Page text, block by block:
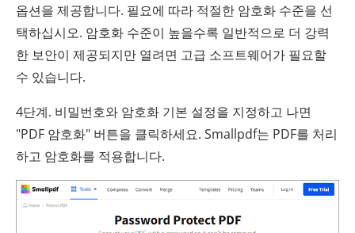
옵션을 제공합니다. 필요에 따라 적절한 암호화 수준을 선
택하십시오. 암호화 수준이 높을수록 일반적으로 더 강력
한 보안이 제공되지만 열려면 고급 소프트웨어가 필요할
수 있습니다.
4단계. 비밀번호와 암호화 기본 설정을 지정하고 나면
"PDF 암호화" 버튼을 클릭하세요. Smallpdf는 PDF를 처리
하고 암호화를 적용합니다.